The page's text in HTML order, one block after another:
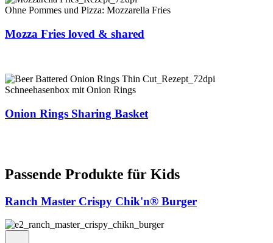
Ohne Pommes und Pizza: Mozzarella Fries
Mozza Fries loved & shared
Schneehasenbox mit Onion Rings
Onion Rings Sharing Basket
Passende Produkte für Kids
Ranch Master Crispy Chik'n® Burger